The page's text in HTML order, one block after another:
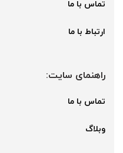
تماس با ما
ارتباط با ما
راهنمای سایت:
تماس با ما
وبلاگ